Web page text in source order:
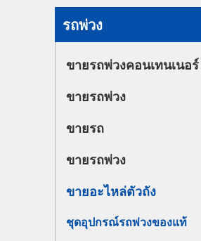
ขายอะไหล่ตัวถัง
รถพ่วง
ขายรถพ่วงคอนเทนเนอร์
ขายรถพ่วง
ขายรถ
ขายรถพ่วง
ขายอะไหล่ตัวถัง
ชุดอุปกรณ์รถพ่วงของแท้